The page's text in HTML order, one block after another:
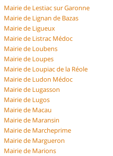
Mairie de Lestiac sur Garonne
Mairie de Lignan de Bazas
Mairie de Ligueux
Mairie de Listrac Médoc
Mairie de Loubens
Mairie de Loupes
Mairie de Loupiac de la Réole
Mairie de Ludon Médoc
Mairie de Lugasson
Mairie de Lugos
Mairie de Macau
Mairie de Maransin
Mairie de Marcheprime
Mairie de Margueron
Mairie de Marions